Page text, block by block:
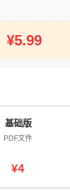
¥5.99
基础版
PDF文件
¥4